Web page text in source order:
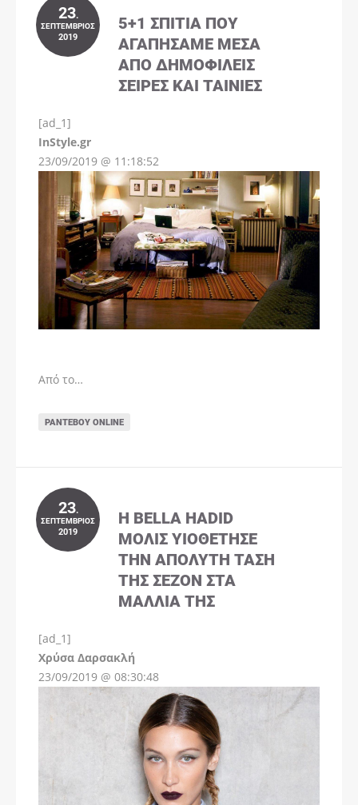
23.
ΣΕΠΤΈΜΒΡΙΟΣ
2019
5+1 ΣΠΊΤΙΑ ΠΟΥ
ΑΓΑΠΉΣΑΜΕ ΜΈΣΑ
ΑΠΌ ΔΗΜΟΦΙΛΕΊΣ
ΣΕΙΡΈΣ ΚΑΙ ΤΑΙΝΊΕΣ
[ad_1]
InStyle.gr
23/09/2019 @ 11:18:52
Από το…
ΡΑΝΤΕΒΟΎ ONLINE
23.
ΣΕΠΤΈΜΒΡΙΟΣ
2019
Η BELLA HADID
ΜΌΛΙΣ ΥΙΟΘΈΤΗΣΕ
ΤΗΝ ΑΠΌΛΥΤΗ ΤΆΣΗ
ΤΗΣ ΣΕΖΌΝ ΣΤΑ
ΜΑΛΛΙΆ ΤΗΣ
[ad_1]
Χρύσα Δαρσακλή
23/09/2019 @ 08:30:48